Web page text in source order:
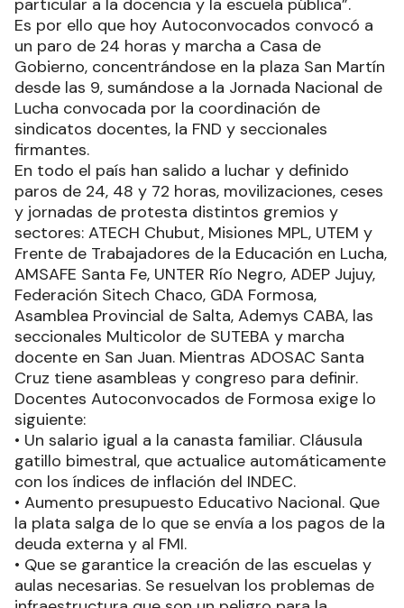
particular a la docencia y la escuela pública”.
Es por ello que hoy Autoconvocados convocó a
un paro de 24 horas y marcha a Casa de
Gobierno, concentrándose en la plaza San Martín
desde las 9, sumándose a la Jornada Nacional de
Lucha convocada por la coordinación de
sindicatos docentes, la FND y seccionales
firmantes.
En todo el país han salido a luchar y definido
paros de 24, 48 y 72 horas, movilizaciones, ceses
y jornadas de protesta distintos gremios y
sectores: ATECH Chubut, Misiones MPL, UTEM y
Frente de Trabajadores de la Educación en Lucha,
AMSAFE Santa Fe, UNTER Río Negro, ADEP Jujuy,
Federación Sitech Chaco, GDA Formosa,
Asamblea Provincial de Salta, Ademys CABA, las
seccionales Multicolor de SUTEBA y marcha
docente en San Juan. Mientras ADOSAC Santa
Cruz tiene asambleas y congreso para definir.
Docentes Autoconvocados de Formosa exige lo
siguiente:
• Un salario igual a la canasta familiar. Cláusula
gatillo bimestral, que actualice automáticamente
con los índices de inflación del INDEC.
• Aumento presupuesto Educativo Nacional. Que
la plata salga de lo que se envía a los pagos de la
deuda externa y al FMI.
• Que se garantice la creación de las escuelas y
aulas necesarias. Se resuelvan los problemas de